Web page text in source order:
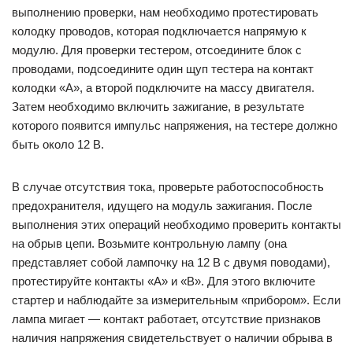
выполнению проверки, нам необходимо протестировать
колодку проводов, которая подключается напрямую к
модулю. Для проверки тестером, отсоедините блок с
проводами, подсоедините один щуп тестера на контакт
колодки «А», а второй подключите на массу двигателя.
Затем необходимо включить зажигание, в результате
которого появится импульс напряжения, на тестере должно
быть около 12 В.
В случае отсутствия тока, проверьте работоспособность
предохранителя, идущего на модуль зажигания. После
выполнения этих операций необходимо проверить контакты
на обрыв цепи. Возьмите контрольную лампу (она
представляет собой лампочку на 12 В с двумя поводами),
протестируйте контакты «А» и «В». Для этого включите
стартер и наблюдайте за измерительным «прибором». Если
лампа мигает — контакт работает, отсутствие признаков
наличия напряжения свидетельствует о наличии обрыва в